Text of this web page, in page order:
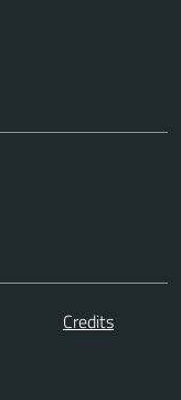
Credits